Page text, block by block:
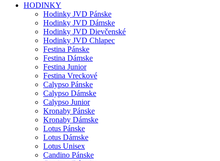
HODINKY
Hodinky JVD Pánske
Hodinky JVD Dámske
Hodinky JVD Dievčenské
Hodinky JVD Chlapec
Festina Pánske
Festina Dámske
Festina Junior
Festina Vreckové
Calypso Pánske
Calypso Dámske
Calypso Junior
Kronaby Pánske
Kronaby Dámske
Lotus Pánske
Lotus Dámske
Lotus Unisex
Candino Pánske